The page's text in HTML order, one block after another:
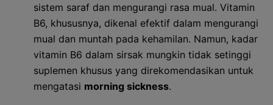
sistem saraf dan mengurangi rasa mual. Vitamin
B6, khususnya, dikenal efektif dalam mengurangi
mual dan muntah pada kehamilan. Namun, kadar
vitamin B6 dalam sirsak mungkin tidak setinggi
suplemen khusus yang direkomendasikan untuk
mengatasi morning sickness.